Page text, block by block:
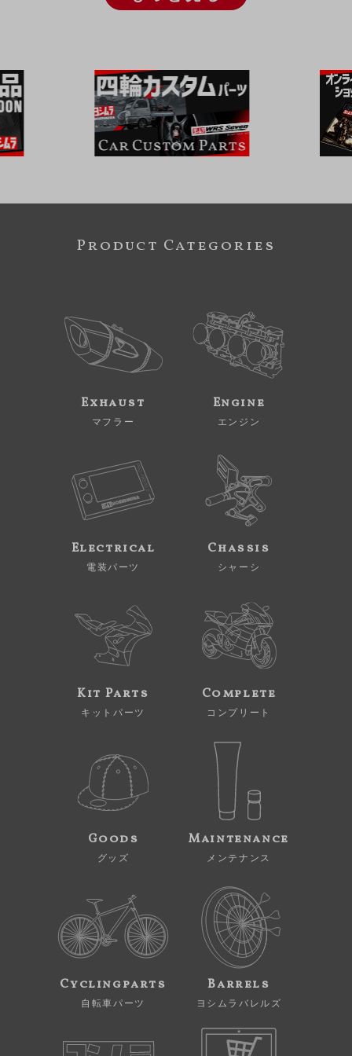
Product Categories
Exhaust
マフラー
Engine
エンジン
Electrical
電装パーツ
Chassis
シャーシ
Kit Parts
キットパーツ
Complete
コンプリート
Goods
グッズ
Maintenance
メンテナンス
Cyclingparts
自転車パーツ
Barrels
ヨシムラバレルズ